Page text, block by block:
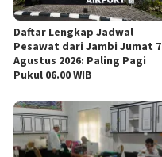
Daftar Lengkap Jadwal
Pesawat dari Jambi Jumat 7
Agustus 2026: Paling Pagi
Pukul 06.00 WIB